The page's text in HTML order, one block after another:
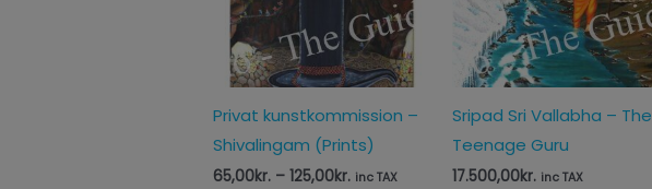
Privat kunstkommission –
Shivalingam (Prints)
65,00kr. – 125,00kr. inc TAX
Sripad Sri Vallabha – The
Teenage Guru
17.500,00kr. inc TAX